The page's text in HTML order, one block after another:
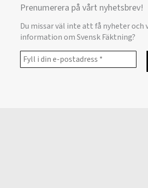
Prenumerera på vårt nyhetsbrev!
Du missar väl inte att få nyheter och
information om Svensk Fäktning?